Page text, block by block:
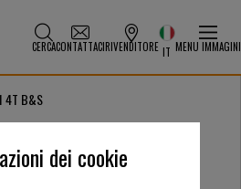
CERCACONTATTACIRIVENDITORE IT MENU IMMAGINI
4T B&S
dei cookie